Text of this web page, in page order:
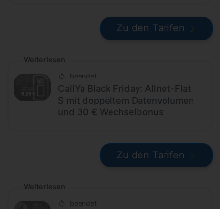
Zu den Tarifen
Weiterlesen
beendet
CallYa Black Friday: Allnet-Flat
S mit doppeltem Datenvolumen
und 30 € Wechselbonus
Zu den Tarifen
Weiterlesen
beendet